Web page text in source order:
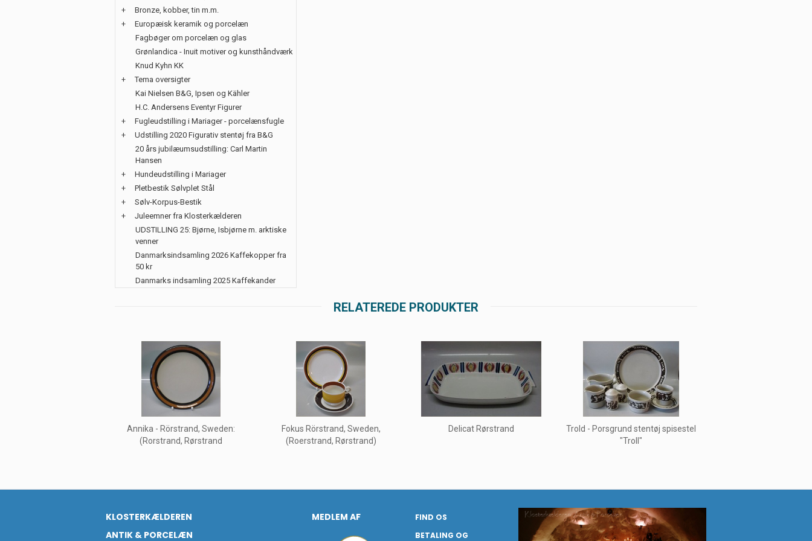
+
Bronze, kobber, tin m.m.
+
Europæisk keramik og porcelæn
Fagbøger om porcelæn og glas
Grønlandica - Inuit motiver og kunsthåndværk
Knud Kyhn KK
+
Tema oversigter
Kai Nielsen B&G, Ipsen og Kähler
H.C. Andersens Eventyr Figurer
+
Fugleudstilling i Mariager - porcelænsfugle
+
Udstilling 2020 Figurativ stentøj fra B&G
20 års jubilæumsudstilling: Carl Martin
Hansen
+
Hundeudstilling i Mariager
+
Pletbestik Sølvplet Stål
+
Sølv-Korpus-Bestik
+
Juleemner fra Klosterkælderen
UDSTILLING 25: Bjørne, Isbjørne m. arktiske
venner
Danmarksindsamling 2026 Kaffekopper fra
50 kr
Danmarks indsamling 2025 Kaffekander
RELATEREDE PRODUKTER
Annika - Rörstrand, Sweden:
(Rorstrand, Rørstrand
Fokus Rörstrand, Sweden,
(Roerstrand, Rørstrand)
Delicat Rørstrand
Trold - Porsgrund stentøj spisestel
"Troll"
KLOSTERKÆLDEREN
ANTIK & PORCELÆN
MEDLEM AF
FIND OS
BETALING OG